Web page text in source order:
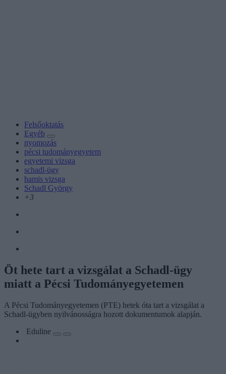
Felsőoktatás
Egyéb
nyomozás
pécsi tudományegyetem
egyetemi vizsga
schadl-ügy
hamis vizsga
Schadl György
+3
Öt hete tart a vizsgálat a Schadl-ügy
miatt a Pécsi Tudományegyetemen
A Pécsi Tudományegyetemen (PTE) hetek óta tart a vizsgálat a
Schadl-ügyben nyilvánosságra hozott dokumentumok alapján.
Eduline